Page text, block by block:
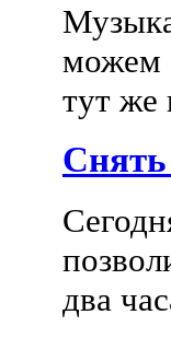
можем
тут же
Снять
два